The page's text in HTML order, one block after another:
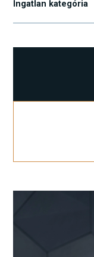
Ingatlan kategória